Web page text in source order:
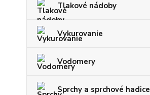
Tlakové nádoby
Vykurovanie
Vodomery
Sprchy a sprchové hadice